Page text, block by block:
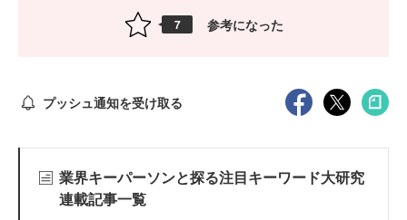
7 参考になった
プッシュ通知を受け取る
業界キーパーソンと探る注目キーワード大研究
連載記事一覧